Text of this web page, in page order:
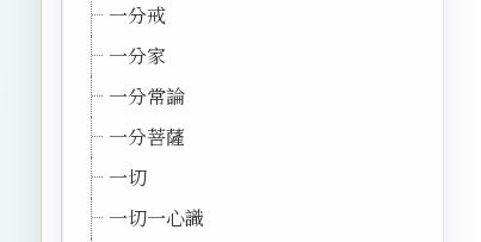
一分戒
一分家
一分常論
一分菩薩
一切
一切一心識